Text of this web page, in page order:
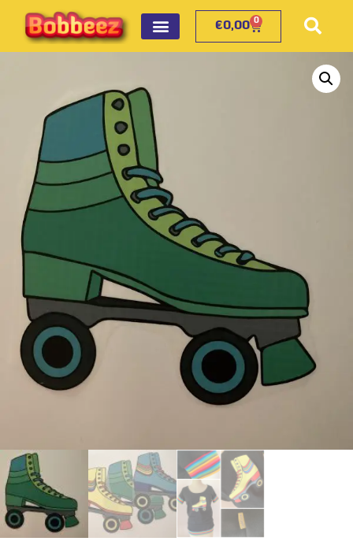
€0,00 0